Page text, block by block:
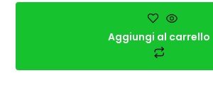
Aggiungi al carrello